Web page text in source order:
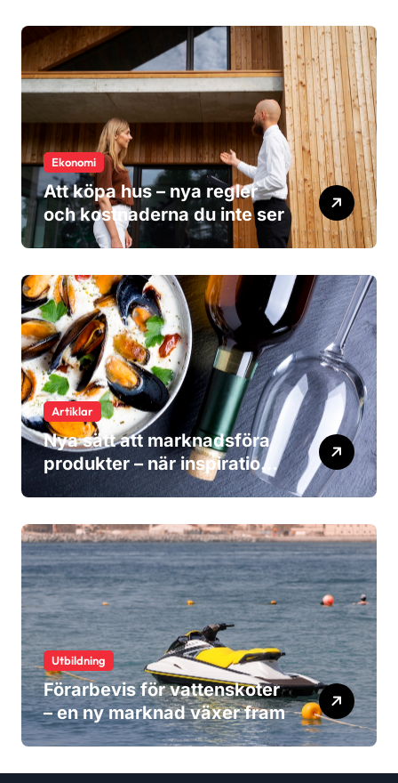
Ekonomi
Att köpa hus – nya regler
och kostnaderna du inte ser
Artiklar
Nya sätt att marknadsföra
produkter – när inspiration
blir viktigare än reklam
Utbildning
Förarbevis för vattenskoter
– en ny marknad växer fram